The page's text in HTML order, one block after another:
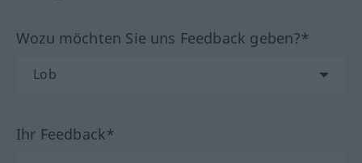
Wozu möchten Sie uns Feedback geben?*
Ihr Feedback*